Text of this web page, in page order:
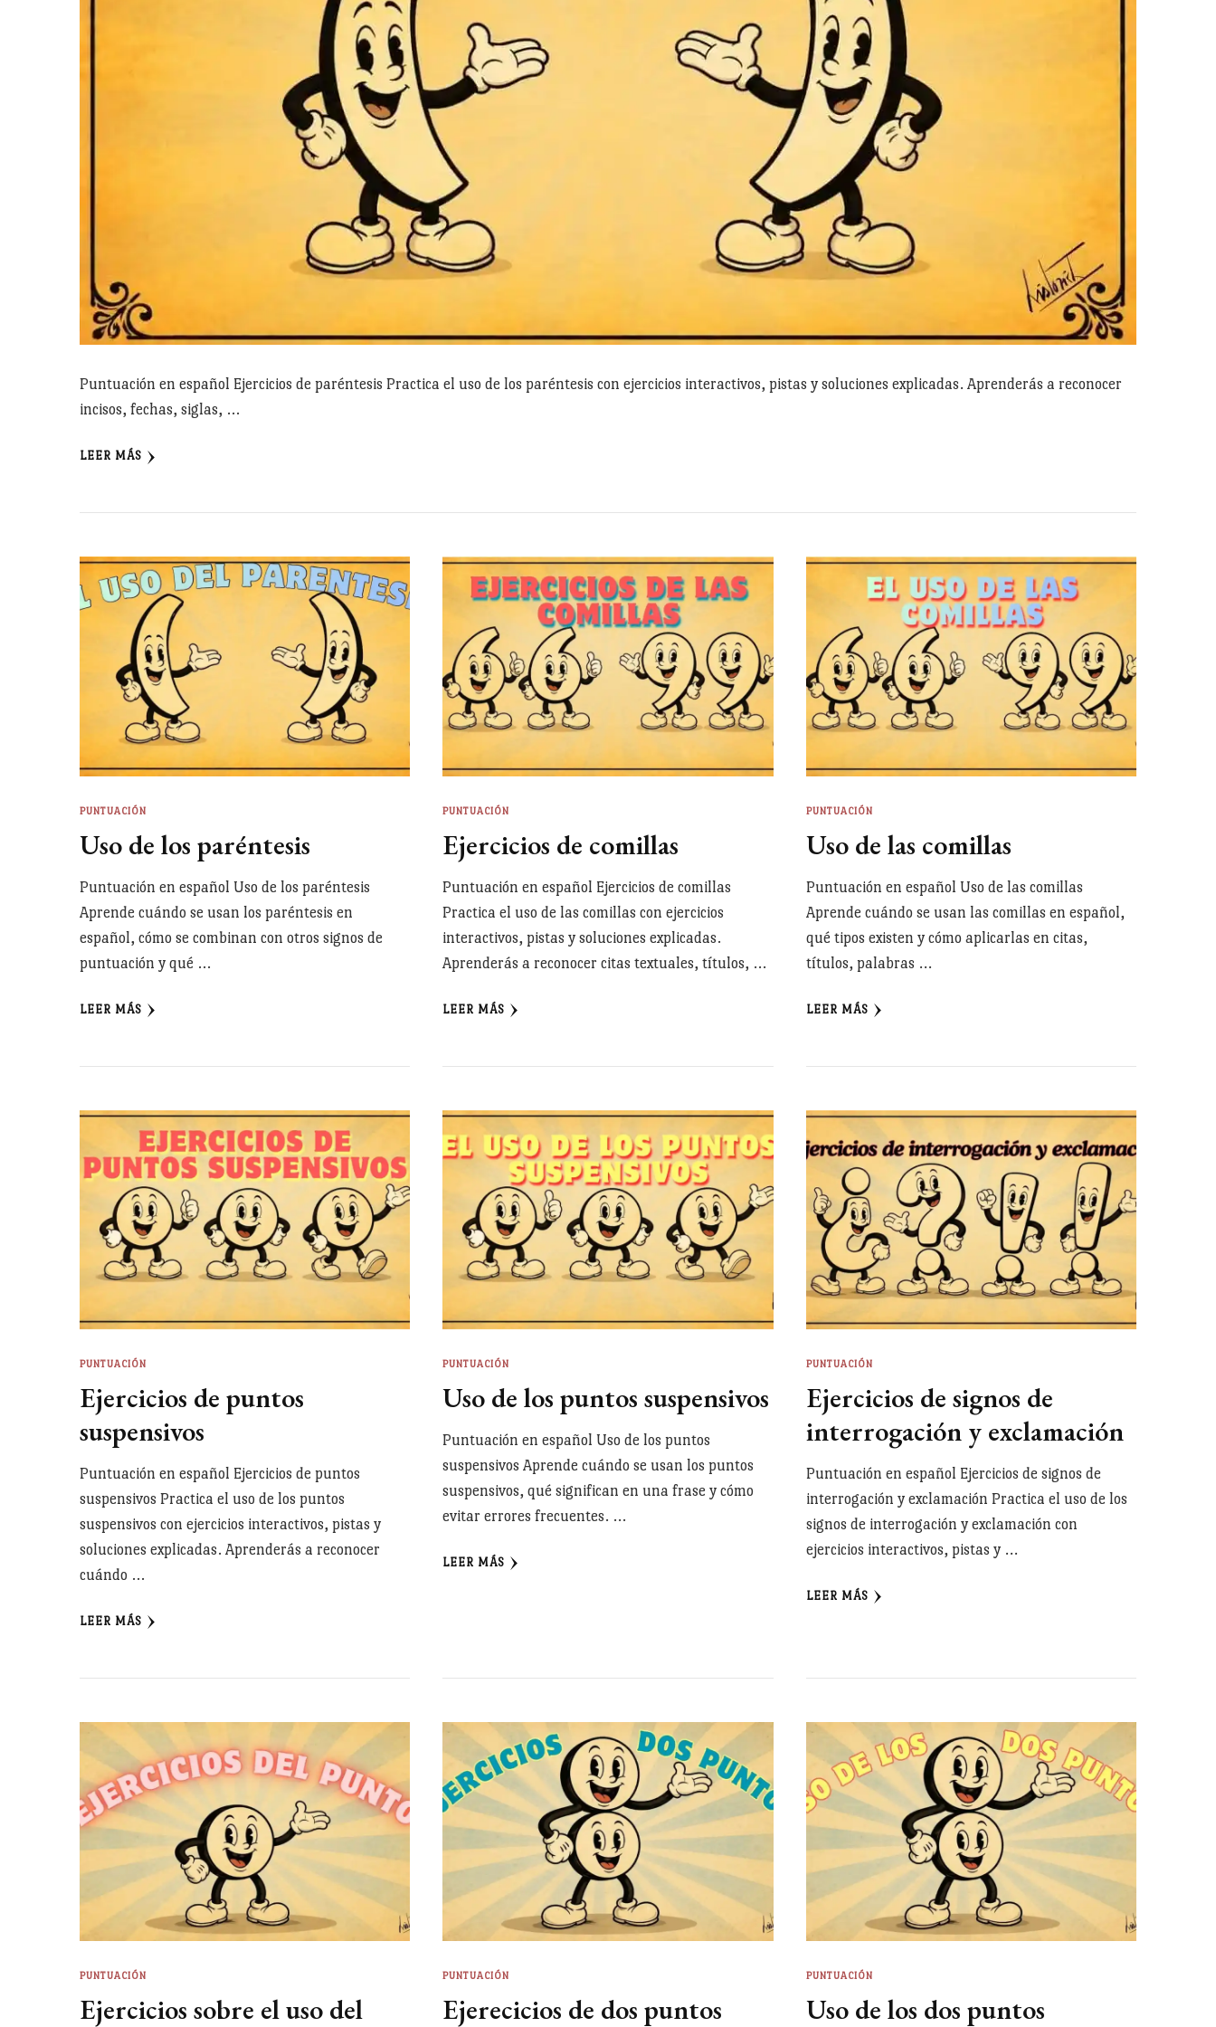
Puntuación en español Ejercicios de paréntesis Practica el uso de los paréntesis con ejercicios interactivos, pistas y soluciones explicadas. Aprenderás a reconocer
incisos, fechas, siglas, …
LEER MÁS
PUNTUACIÓN
Uso de los paréntesis
Puntuación en español Uso de los paréntesis
Aprende cuándo se usan los paréntesis en
español, cómo se combinan con otros signos de
puntuación y qué …
LEER MÁS
PUNTUACIÓN
Ejercicios de comillas
Puntuación en español Ejercicios de comillas
Practica el uso de las comillas con ejercicios
interactivos, pistas y soluciones explicadas.
Aprenderás a reconocer citas textuales, títulos, …
LEER MÁS
PUNTUACIÓN
Uso de las comillas
Puntuación en español Uso de las comillas
Aprende cuándo se usan las comillas en español,
qué tipos existen y cómo aplicarlas en citas,
títulos, palabras …
LEER MÁS
PUNTUACIÓN
Ejercicios de puntos
suspensivos
Puntuación en español Ejercicios de puntos
suspensivos Practica el uso de los puntos
suspensivos con ejercicios interactivos, pistas y
soluciones explicadas. Aprenderás a reconocer
cuándo …
LEER MÁS
PUNTUACIÓN
Uso de los puntos suspensivos
Puntuación en español Uso de los puntos
suspensivos Aprende cuándo se usan los puntos
suspensivos, qué significan en una frase y cómo
evitar errores frecuentes. …
LEER MÁS
PUNTUACIÓN
Ejercicios de signos de
interrogación y exclamación
Puntuación en español Ejercicios de signos de
interrogación y exclamación Practica el uso de los
signos de interrogación y exclamación con
ejercicios interactivos, pistas y …
LEER MÁS
PUNTUACIÓN
Ejercicios sobre el uso del
PUNTUACIÓN
Ejerecicios de dos puntos
PUNTUACIÓN
Uso de los dos puntos